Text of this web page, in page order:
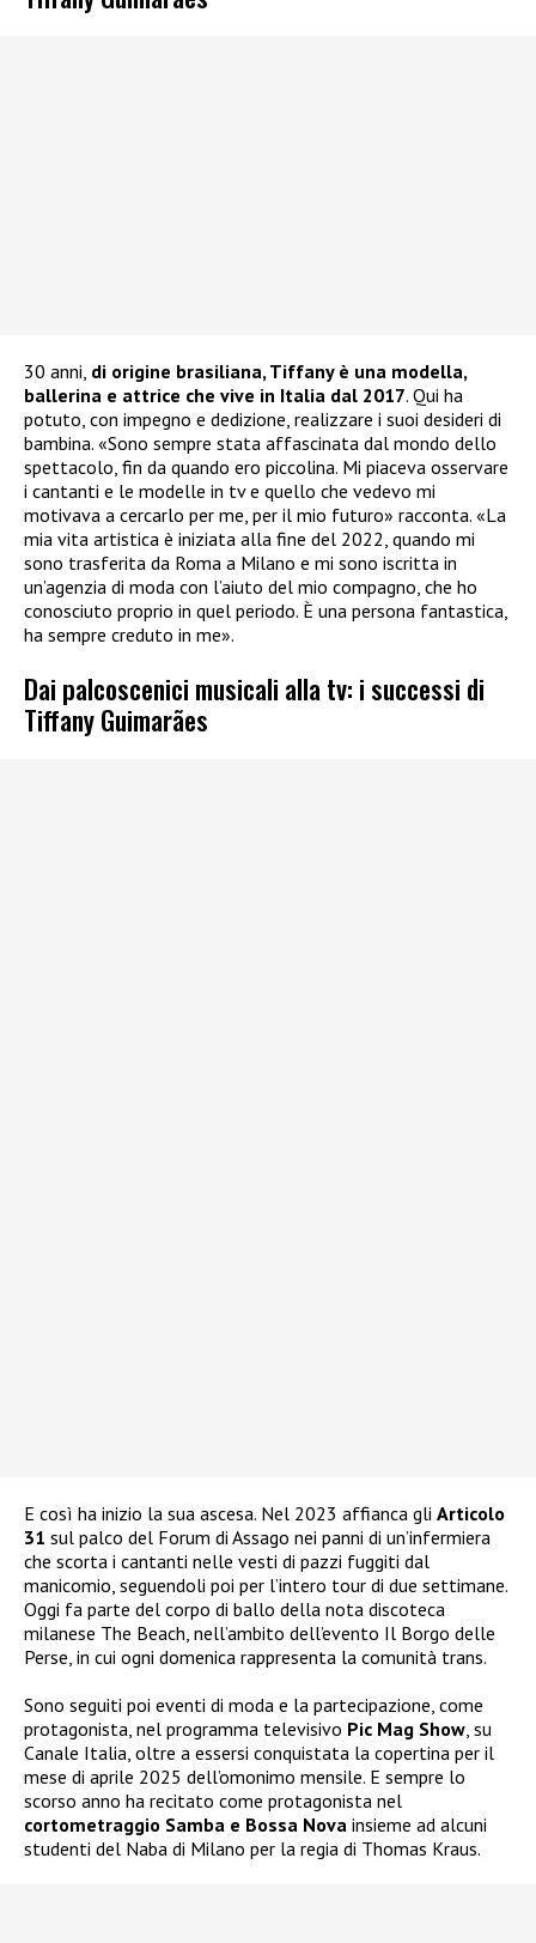
30 anni, di origine brasiliana, Tiffany è una modella,
ballerina e attrice che vive in Italia dal 2017. Qui ha
potuto, con impegno e dedizione, realizzare i suoi desideri di
bambina. «Sono sempre stata affascinata dal mondo dello
spettacolo, fin da quando ero piccolina. Mi piaceva osservare
i cantanti e le modelle in tv e quello che vedevo mi
motivava a cercarlo per me, per il mio futuro» racconta. «La
mia vita artistica è iniziata alla fine del 2022, quando mi
sono trasferita da Roma a Milano e mi sono iscritta in
un’agenzia di moda con l’aiuto del mio compagno, che ho
conosciuto proprio in quel periodo. È una persona fantastica,
ha sempre creduto in me».
Dai palcoscenici musicali alla tv: i successi di
Tiffany Guimarães
E così ha inizio la sua ascesa. Nel 2023 affianca gli Articolo
31 sul palco del Forum di Assago nei panni di un’infermiera
che scorta i cantanti nelle vesti di pazzi fuggiti dal
manicomio, seguendoli poi per l’intero tour di due settimane.
Oggi fa parte del corpo di ballo della nota discoteca
milanese The Beach, nell’ambito dell’evento Il Borgo delle
Perse, in cui ogni domenica rappresenta la comunità trans.
Sono seguiti poi eventi di moda e la partecipazione, come
protagonista, nel programma televisivo Pic Mag Show, su
Canale Italia, oltre a essersi conquistata la copertina per il
mese di aprile 2025 dell’omonimo mensile. E sempre lo
scorso anno ha recitato come protagonista nel
cortometraggio Samba e Bossa Nova insieme ad alcuni
studenti del Naba di Milano per la regia di Thomas Kraus.